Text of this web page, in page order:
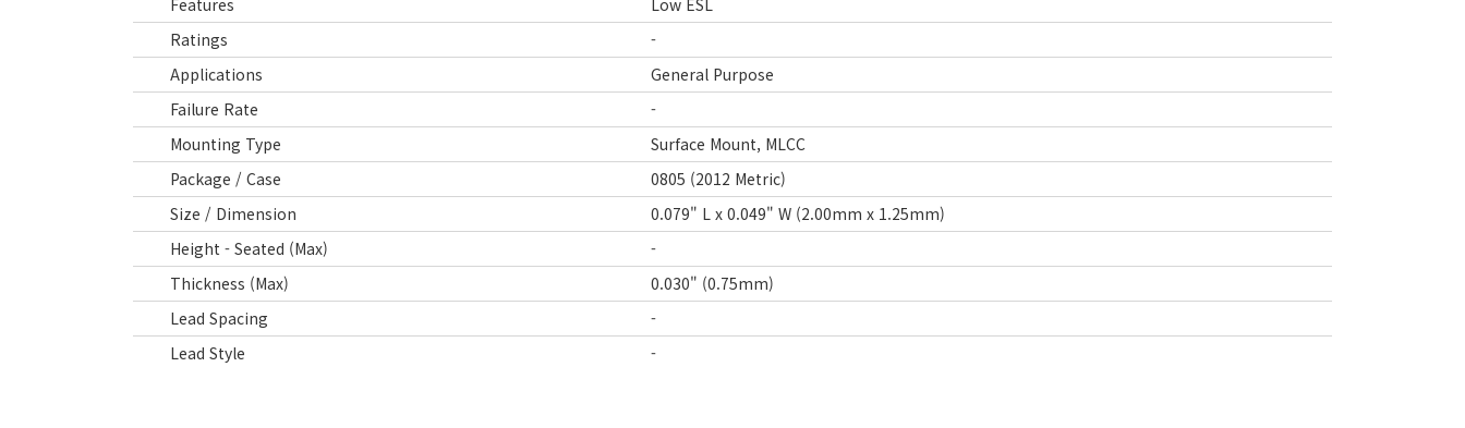
Features
Low ESL
Ratings
-
Applications
General Purpose
Failure Rate
-
Mounting Type
Surface Mount, MLCC
Package / Case
0805 (2012 Metric)
Size / Dimension
0.079" L x 0.049" W (2.00mm x 1.25mm)
Height - Seated (Max)
-
Thickness (Max)
0.030" (0.75mm)
Lead Spacing
-
Lead Style
-